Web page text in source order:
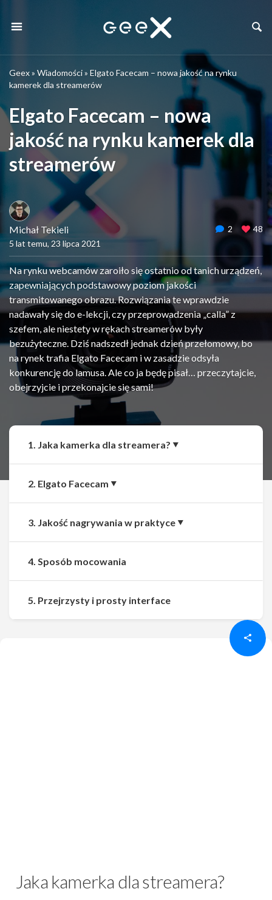
Geex» Wiadomości» Elgato Facecam – nowa jakość na rynku
kamerek dla streamerów
Elgato Facecam – nowa
jakość na rynku kamerek dla
streamerów
Michał Tekieli
5 lat temu, 23 lipca 2021
2 48
Na rynku webcamów zaroiło się ostatnio od tanich urządzeń,
zapewniających podstawowy poziom jakości
transmitowanego obrazu. Rozwiązania te wprawdzie
nadawały się do e-lekcji, czy przeprowadzenia „calla” z
szefem, ale niestety w rękach streamerów były
bezużyteczne. Dziś nadszedł jednak dzień przełomowy, bo
na rynek trafia Elgato Facecam i w zasadzie odsyła
konkurencję do lamusa. Ale co ja będę pisał… przeczytajcie,
obejrzyjcie i przekonajcie się sami!
Udostępnij
Jaka kamerka dla streamera?
1. Jaka kamerka dla streamera?
2. Elgato Facecam
3. Jakość nagrywania w praktyce
4. Sposób mocowania
5. Przejrzysty i prosty interface